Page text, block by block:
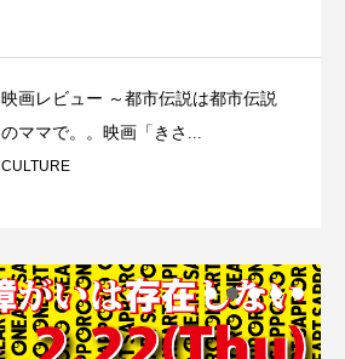
映画レビュー ～都市伝説は都市伝説
のママで。。映画「きさ...
CULTURE